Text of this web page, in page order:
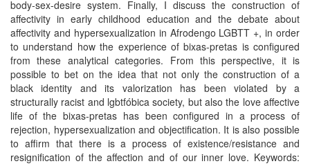
body-sex-desire system. Finally, I discuss the construction of
affectivity in early childhood education and the debate about
affectivity and hypersexualization in Afrodengo LGBTT +, in order
to understand how the experience of bixas-pretas is configured
from these analytical categories. From this perspective, it is
possible to bet on the idea that not only the construction of a
black identity and its valorization has been violated by a
structurally racist and lgbtfóbica society, but also the love affective
life of the bixas-pretas has been configured in a process of
rejection, hypersexualization and objectification. It is also possible
to affirm that there is a process of existence/resistance and
resignification of the affection and of our inner love. Keywords: